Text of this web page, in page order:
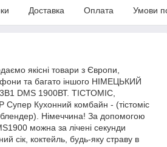
Доставка Оплата Умови
якісні товари з Європи,
та багато іншого НІМЕЦЬКИЙ
DMS 1900ВТ. ТІСТОМІС,
Кухонний комбайн - (тістоміс
Німеччина! За допомогою
можна за лічені секунди
сік, коктейль, будь-яку страву в